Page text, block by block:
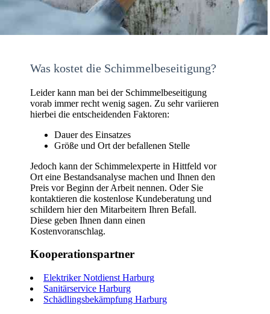
Was kostet die Schimmelbeseitigung?
Leider kann man bei der Schimmelbeseitigung
vorab immer recht wenig sagen. Zu sehr variieren
hierbei die entscheidenden Faktoren:
Dauer des Einsatzes
Größe und Ort der befallenen Stelle
Jedoch kann der Schimmelexperte in Hittfeld vor
Ort eine Bestandsanalyse machen und Ihnen den
Preis vor Beginn der Arbeit nennen. Oder Sie
kontaktieren die kostenlose Kundeberatung und
schildern hier den Mitarbeitern Ihren Befall.
Diese geben Ihnen dann einen
Kostenvoranschlag.
Kooperationspartner
Elektriker Notdienst Harburg
Sanitärservice Harburg
Schädlingsbekämpfung Harburg